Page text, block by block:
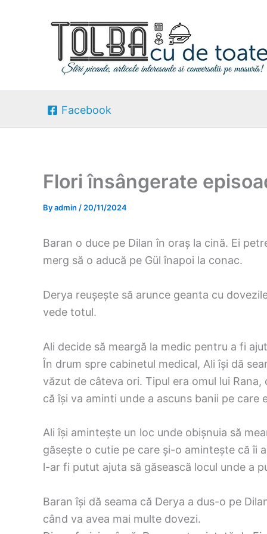
Facebook
Flori însângerate
Byadmin / 20/11/2024
Baran o duce pe Dilan în oraș la cină. Ei
merg să o aducă pe Gül înapoi la conac.
Derya reușește să arunce geanta cu
vede totul.
Ali decide să meargă la medic pentru a fi
În drum spre cabinetul medical, Ali își dă
văzut de câteva ori. Tipul era omul lui
că își va aminti unde a ascuns banii pe care
Ali își amintește un loc unde obișnuia să
găsește o cutie pe care și-o amintește că îi
l-ar fi putut ajuta să găsească locul unde a
Baran își dă seama că Derya a dus-o pe
când va avea mai multe dovezi.